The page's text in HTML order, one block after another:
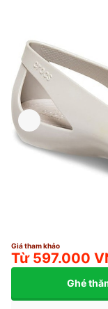
Giá tham khảo
Từ 597.000
Ghé